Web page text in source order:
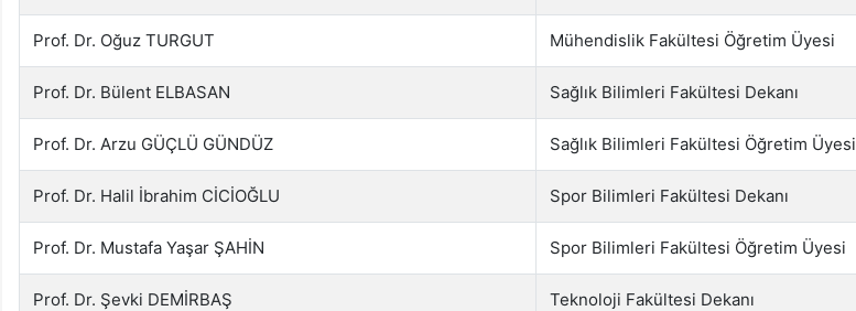
Prof. Dr. Oğuz TURGUT Mühendislik Fakültesi Öğretim Üyesi
Prof. Dr. Bülent ELBASAN Sağlık Bilimleri Fakültesi Dekanı
Prof. Dr. Arzu GÜÇLÜ GÜNDÜZ Sağlık Bilimleri Fakültesi Öğretim Üyesi
Prof. Dr. Halil İbrahim CİCİOĞLU Spor Bilimleri Fakültesi Dekanı
Prof. Dr. Mustafa Yaşar ŞAHİN Spor Bilimleri Fakültesi Öğretim Üyesi
Prof. Dr. Şevki DEMİRBAŞ Teknoloji Fakültesi Dekanı